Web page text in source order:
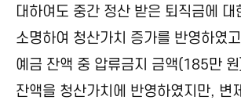
대하여도 중간 정산 받은 퇴직금에 대
소명하여 청산가치 증가를 반영하였
예금 잔액 중 압류금지 금액(185만
잔액을 청산가치에 반영하였지만, 변